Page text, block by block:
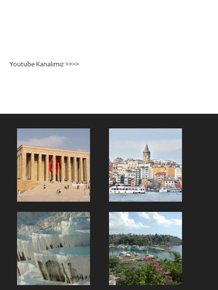
Youtube Kanalımız >>>>